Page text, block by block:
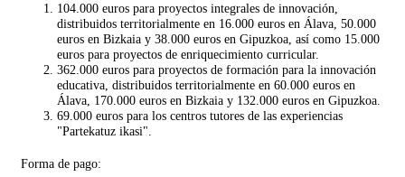
104.000 euros para proyectos integrales de innovación,
distribuidos territorialmente en 16.000 euros en Álava, 50.000
euros en Bizkaia y 38.000 euros en Gipuzkoa, así como 15.000
euros para proyectos de enriquecimiento curricular.
362.000 euros para proyectos de formación para la innovación
educativa, distribuidos territorialmente en 60.000 euros en
Álava, 170.000 euros en Bizkaia y 132.000 euros en Gipuzkoa.
69.000 euros para los centros tutores de las experiencias
"Partekatuz ikasi".
Forma de pago: